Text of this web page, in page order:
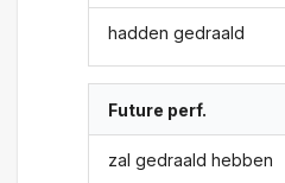
hadden gedraald
Future perf.
zal gedraald hebben